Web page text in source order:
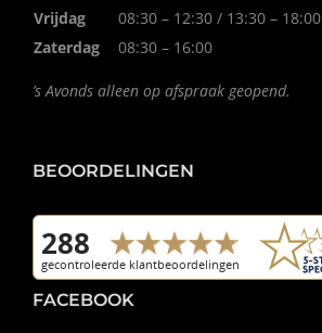
Vrijdag
08:30 – 12:30 / 13:30 – 18:00
Zaterdag
08:30 – 16:00
’s Avonds alleen op afspraak geopend.
BEOORDELINGEN
FACEBOOK